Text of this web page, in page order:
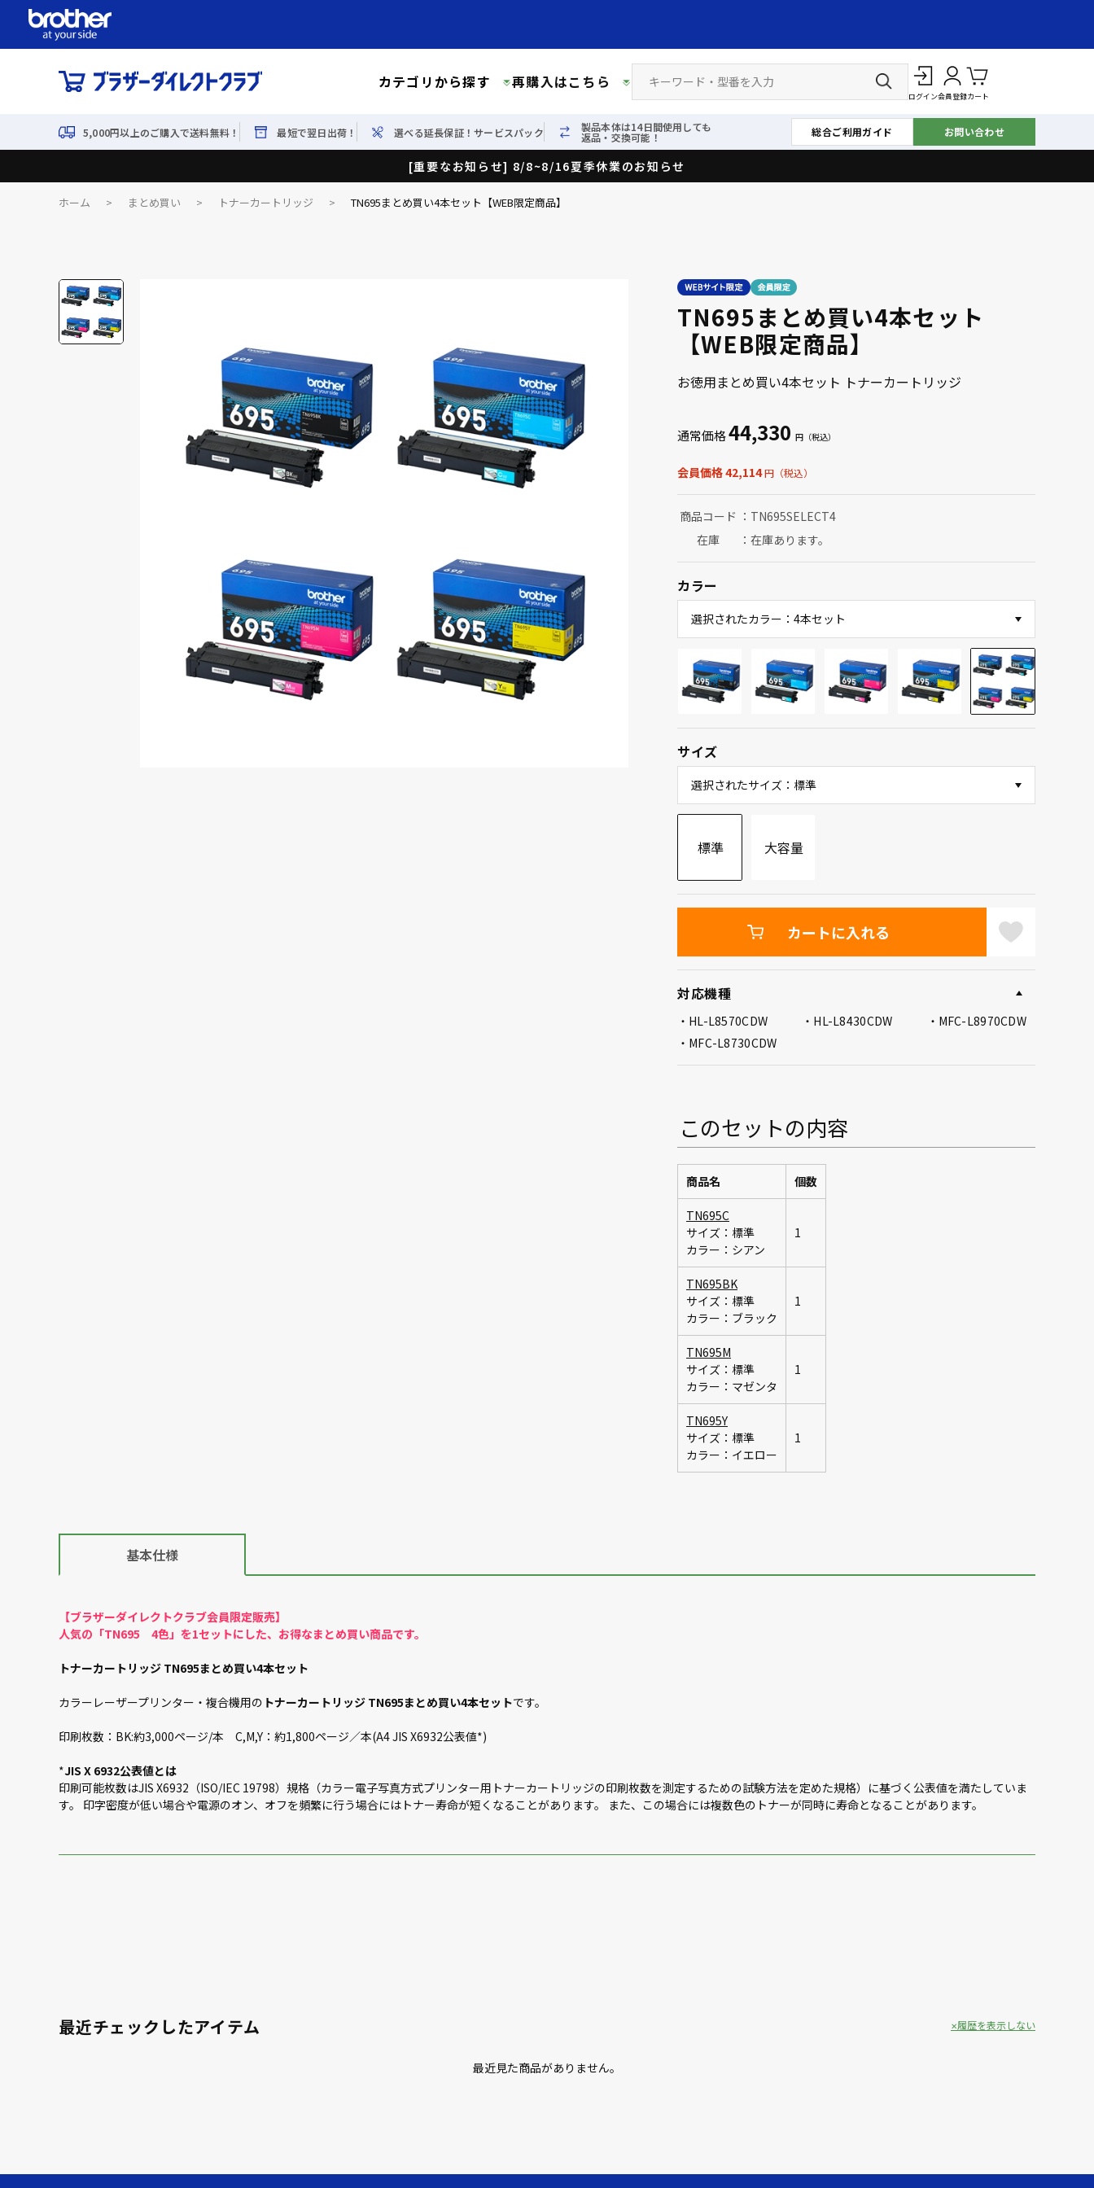
カテゴリから探す 再購入はこちら
ログイン会員登録カート
5,000円以上のご購入で送料無料！ 最短で翌日出荷！ 選べる延長保証！サービスパック 製品本体は14日間使用しても
返品・交換可能！ 総合ご利用ガイド お問い合わせ
[重要なお知らせ] 8/8~8/16夏季休業のお知らせ
ホーム > まとめ買い > トナーカートリッジ > TN695まとめ買い4本セット【WEB限定商品】
TN695まとめ買い4本セット
【WEB限定商品】
お徳用まとめ買い4本セット トナーカートリッジ
通常価格44,330
会員価格 42,114
商品コード
TN695SELECT4
在庫
在庫あります。
対応機種
HL-L8570CDW HL-L8430CDW
MFC-L8970CDW
MFC-L8730CDW
カラー
選択されたカラー：4本セット
サイズ
選択されたサイズ：標準
標準 大容量
カートに入れる
このセットの内容
商品名 個数
TN695C
サイズ：標準
カラー：シアン
1
TN695BK
サイズ：標準
カラー：ブラック
1
TN695M
サイズ：標準
カラー：マゼンタ
1
TN695Y
サイズ：標準
カラー：イエロー
1
基本仕様
【ブラザーダイレクトクラブ会員限定販売】
人気の「TN695 4色」を1セットにした、お得なまとめ買い商品です。
トナーカートリッジ TN695まとめ買い4本セット
カラーレーザープリンター・複合機用の トナーカートリッジ TN695まとめ買い4本セットです。
印刷枚数：BK:約3,000ページ/本 C,M,Y：約1,800ページ／本(A4 JIS X6932公表値*)
*JIS X 6932公表値とは
印刷可能枚数はJIS X6932（ISO/IEC 19798）規格（カラー電子写真方式プリンター用トナーカートリッジの印刷枚数を測定するための試験方法を定めた規格）に基づく公表値を満たしていま
す。 印字密度が低い場合や電源のオン、オフを頻繁に行う場合にはトナー寿命が短くなることがあります。 また、この場合には複数色のトナーが同時に寿命となることがあります。
最近チェックしたアイテム
最近見た商品がありません。
履歴を表示しない